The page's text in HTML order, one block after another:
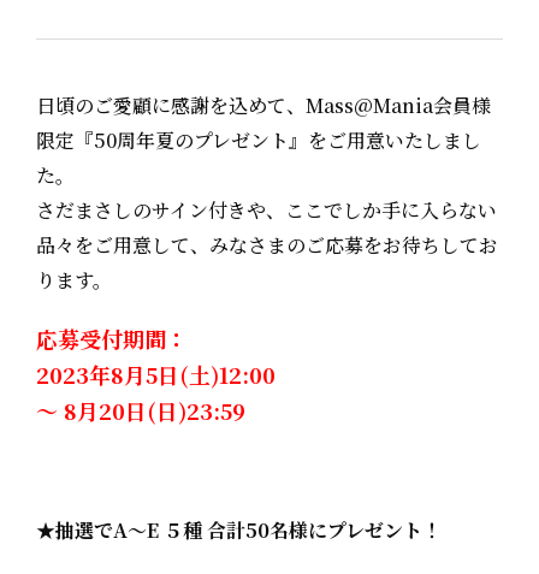
日頃のご愛顧に感謝を込めて、Mass@Mania会員様
限定『50周年夏のプレゼント』をご用意いたしまし
た。
さだまさしのサイン付きや、ここでしか手に入らない
品々をご用意して、みなさまのご応募をお待ちしてお
ります。
応募受付期間：
2023年8月5日(土)12:00
～ 8月20日(日)23:59
★抽選でA～E ５種 合計50名様にプレゼント！